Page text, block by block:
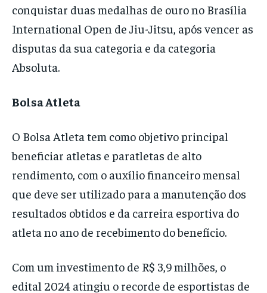
conquistar duas medalhas de ouro no Brasília
International Open de Jiu-Jitsu, após vencer as
disputas da sua categoria e da categoria
Absoluta.
Bolsa Atleta
O Bolsa Atleta tem como objetivo principal
beneficiar atletas e paratletas de alto
rendimento, com o auxílio financeiro mensal
que deve ser utilizado para a manutenção dos
resultados obtidos e da carreira esportiva do
atleta no ano de recebimento do benefício.
Com um investimento de R$ 3,9 milhões, o
edital 2024 atingiu o recorde de esportistas de